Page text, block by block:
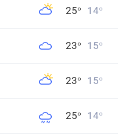
25° 14°
23° 15°
23° 15°
25° 14°